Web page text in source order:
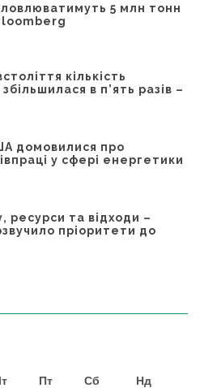
5 млн тонн
кількість
в п’ять разів –
домовилися про
у сфері енергетики
ресурси та відходи –
пріоритети до
Пт Сб
Нд